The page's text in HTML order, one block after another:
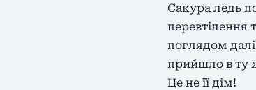
Сакура ледь
перевтілення
поглядом
прийшло в ту
Це не її дім!